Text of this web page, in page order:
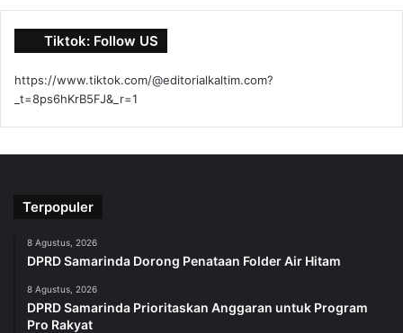
Tiktok: Follow US
https://www.tiktok.com/@editorialkaltim.com?
_t=8ps6hKrB5FJ&_r=1
Terpopuler
8 Agustus, 2026
DPRD Samarinda Dorong Penataan Folder Air Hitam
8 Agustus, 2026
DPRD Samarinda Prioritaskan Anggaran untuk Program
Pro Rakyat